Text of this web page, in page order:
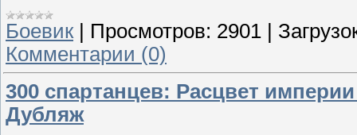
Боевик | Просмотров: 2901 |
Комментарии (0)
300 спартанцев: Расцвет
Дубляж